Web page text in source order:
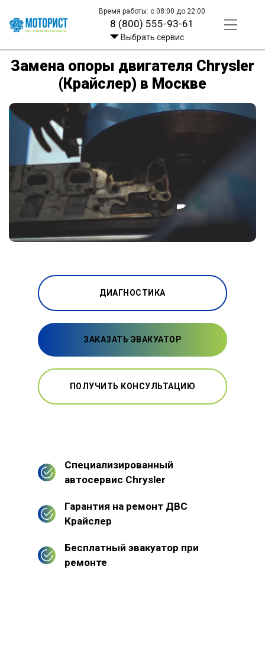
Время работы: с 08:00 до 22:00
8 (800) 555-93-61
Выбрать сервис
Замена опоры двигателя Chrysler
(Крайслер) в Москве
ДИАГНОСТИКА
ЗАКАЗАТЬ ЭВАКУАТОР
ПОЛУЧИТЬ КОНСУЛЬТАЦИЮ
Специализированный
автосервис Chrysler
Гарантия на ремонт ДВС
Крайслер
Бесплатный эвакуатор при
ремонте